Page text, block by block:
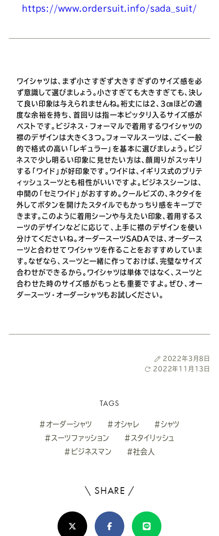
https://www.ordersuit.info/sada_suit/
ワイシャツは、まず小さすぎず大きすぎずのサイズ感を必
ず意識して選びましょう。小さすぎても大きすぎても、決し
て良い印象は与えられませんね。裄丈には2、3㎝ほどの適
度な余裕を持ち、首回りは指一本ピッタリ入るサイズ感が
ベストです。ビジネス・フォーマルで着用するワイシャツの
襟のデザインは大きく3つ。フォーマルスーツは、ごく一般
的で格式の高い「レギュラー」を基本に選びましょう。ビジ
ネスで少し明るい印象に見せたい方は、顔周りがスッキリ
する「ワイド」が好印象です。ワイドは、イギリス式のブリテ
ィッシュスーツとも相性がいいですよ。ビジネスシーンは、
中間の「セミワイド」がおすすめ。クールビズの、ネクタイを
外してボタンを開けたスタイルでもかっちり感をキープで
きます。このように着用シーンや与えたい印象、着用するス
ーツのデザインなどに応じて、上手に襟のデザインを使い
分けてくださいね。オーダースーツSADAでは、オーダース
ーツと合わせてワイシャツを作ることをおすすめしていま
す。なぜなら、スーツと一緒に作っておけば、完璧なサイズ
合わせができるから。ワイシャツは単体ではなく、スーツと
合わせた時のサイズ感がもっとも重要ですよ。ぜひ、オー
ダースーツ・オーダーシャツもお試しください。
投
稿
2022年3月8日
最
2022年11月13日
TAGS
#オーダーシャツ #オシャレ
#シャツ
#スーツファッション
#スタイリッシュ
#ビジネスマン
#社会人
\ SHARE /
ろ
し
X(Twitter)FacebookLine